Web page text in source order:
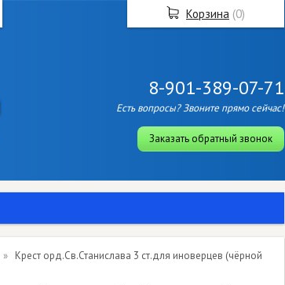
8-901-389-07-71
Есть вопросы? Звоните прямо сейчас!
Заказать обратный звонок
Крест орд.Св.Станислава 3 ст.для иноверцев (чёрной
Корзина (0)